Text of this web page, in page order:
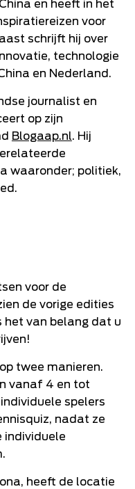
en heeft in het
voor
schrijft hij over
technologie
en Nederland.
journalist en
op zijn
Blogaap.nl. Hij
waaronder; politiek,
voor de
de vorige edities
het van belang dat u
twee manieren.
vanaf 4 en tot
spelers
nadat ze
individuele
heeft de locatie